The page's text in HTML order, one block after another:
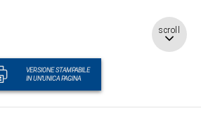
scroll
VERSIONE STAMPABILE
IN UN'UNICA PAGINA